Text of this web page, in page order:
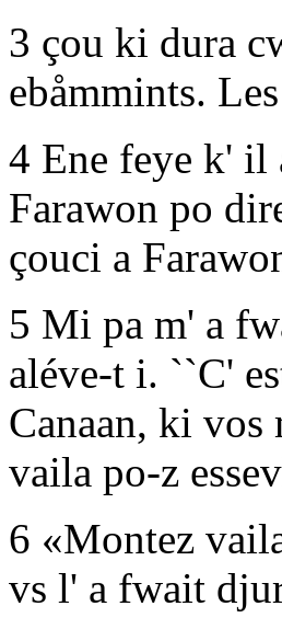
3 çou ki dura
ebåmmints.
4 Ene feye k' il
Farawon po
çouci a
5 Mi pa m' a
aléve-t i. ``C'
Canaan, ki vos
vaila po-z
6 «Montez
vs l' a fwait